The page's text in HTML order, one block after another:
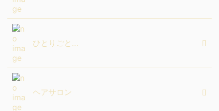
ひとりごと…
ヘアサロン